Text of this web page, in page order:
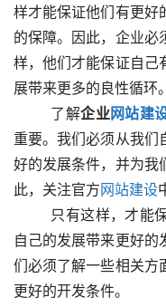
样才能保证他们有更好
的保障。因此，企业必
样，他们才能保证自己
展带来更多的良性循环。
  　　了解
企业网站建
重要。我们必须从我们
好的发展条件，并为我
此，关注官方网站建设
自己的发展带来更好
们必须了解一些相关方
更好的开发条件。